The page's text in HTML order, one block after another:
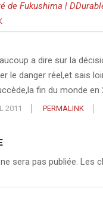
de Fukushima |
a dire sur la
le danger réel,et sais
fin du monde en
2011 PERMALINK
sera pas publiée. Les